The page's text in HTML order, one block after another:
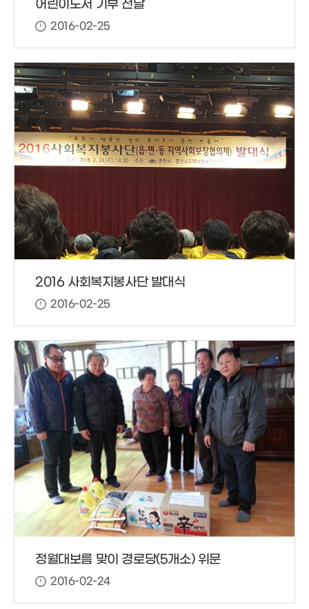
어린이도서 기부 전달
2016-02-25
2016 사회복지봉사단 발대식
2016-02-25
정월대보름 맞이 경로당(5개소) 위문
2016-02-24